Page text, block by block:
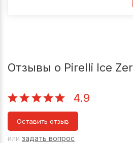
Отзывы о Pirelli Ice
4.9
Оставить отзыв
или задать вопрос